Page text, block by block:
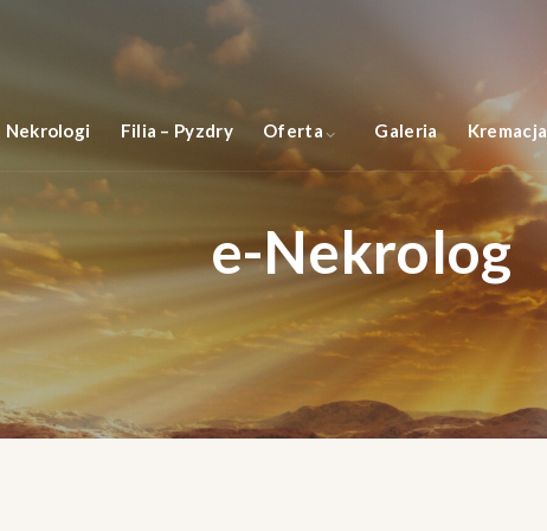
Nekrologi Filia – Pyzdry Oferta Galeria Kremacja
e-Nekrolog